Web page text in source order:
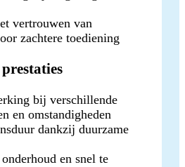
vertrouwen van
zachtere toediening
bij verschillende
en omstandigheden
dankzij duurzame
en snel te